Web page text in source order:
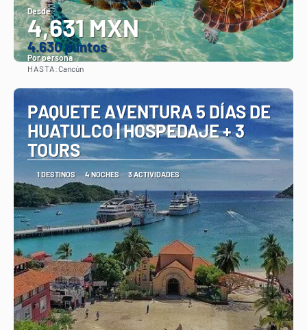
Desde
4,631 MXN
4.630 puntos
Por persona
HASTA:Cancún
PAQUETE AVENTURA 5 DÍAS DE
HUATULCO | HOSPEDAJE + 3
TOURS
1 DESTINOS 4 NOCHES 3 ACTIVIDADES